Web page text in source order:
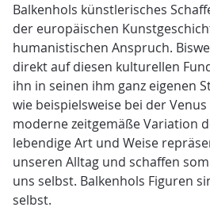
Balkenhols künstlerisches
der europäischen
humanistischen Anspruch.
direkt auf diesen kulturellen
ihn in seinen ihm ganz eigenen
wie beispielsweise bei der
moderne zeitgemäße Variation
lebendige Art und Weise
unseren Alltag und schaffen
uns selbst. Balkenhols Figuren
selbst.